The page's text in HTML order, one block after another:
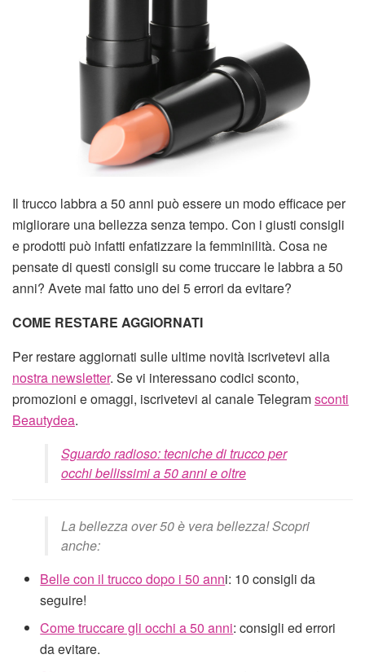
Il trucco labbra a 50 anni può essere un modo efficace per
migliorare una bellezza senza tempo. Con i giusti consigli
e prodotti può infatti enfatizzare la femminilità. Cosa ne
pensate di questi consigli su come truccare le labbra a 50
anni? Avete mai fatto uno dei 5 errori da evitare?
COME RESTARE AGGIORNATI
Per restare aggiornati sulle ultime novità iscrivetevi alla
nostra newsletter. Se vi interessano codici sconto,
promozioni e omaggi, iscrivetevi al canale Telegramsconti
Beautydea.
Sguardo radioso: tecniche di trucco per
occhi bellissimi a 50 anni e oltre
La bellezza over 50 è vera bellezza! Scopri
anche:
Belle con il trucco dopo i 50 anni: 10 consigli da
seguire!
Come truccare gli occhi a 50 anni: consigli ed errori
da evitare.